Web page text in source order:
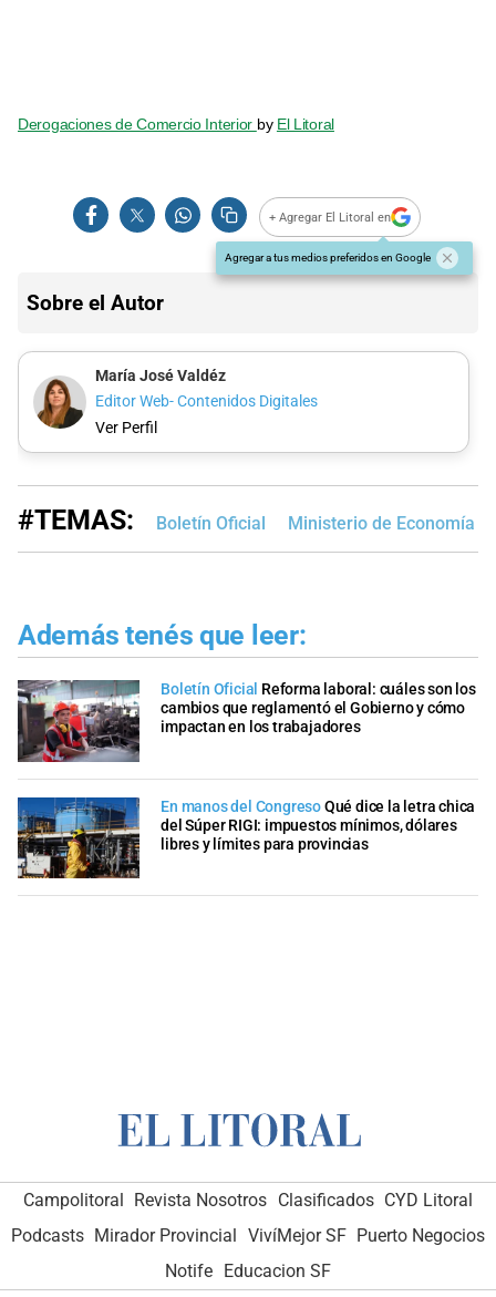
Derogaciones de Comercio Interior by El Litoral
+ Agregar El Litoral en
Agregar a tus medios preferidos en Google
Sobre el Autor
María José Valdéz
Editor Web- Contenidos Digitales
Ver Perfil
#TEMAS: Boletín Oficial Ministerio de Economía
Además tenés que leer:
Boletín Oficial Reforma laboral: cuáles son los
cambios que reglamentó el Gobierno y cómo
impactan en los trabajadores
En manos del CongresoQué dice la letra chica
del Súper RIGI: impuestos mínimos, dólares
libres y límites para provincias
Campolitoral Revista Nosotros Clasificados CYD Litoral
Podcasts Mirador Provincial VivíMejor SF Puerto Negocios
Notife Educacion SF